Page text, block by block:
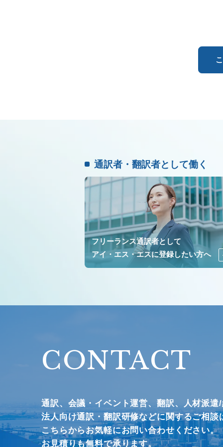
通訳者・翻訳者として働く
フリーランス通訳者として
アイ・エス・エスに登録したい方へ
CONTACT
通訳、会議・イベント運営、 翻訳、人材派遣
法人向け通訳・翻訳研修などに関するご相談
こちらからお気軽にお問い合わせください。
お見積りも無料で承ります。